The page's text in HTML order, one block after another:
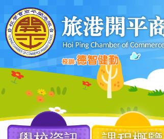
移至主內容
Main
navigation